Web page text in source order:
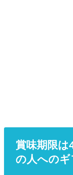
賞味期限は
の人への